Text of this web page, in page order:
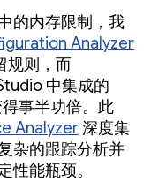
的内存限制，我
Analyzer
规则，而
中集成的
事半功倍。此
Analyzer深度集
杂的跟踪分析并
性能瓶颈。